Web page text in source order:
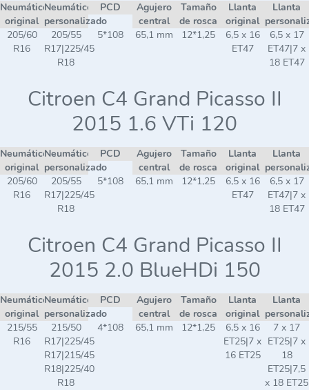
Neumático
original
Neumático
personalizado
PCD
Agujero
central
Tamaño
de rosca
Llanta
original
Llanta
205/60
R16
205/55
R17|225/45
R18
5*108 65,1 mm 12*1,25
6,5 x 16
ET47
6,5 x 17
ET47|7 x
18 ET47
Citroen C4 Grand Picasso II
2015 1.6 VTi 120
Neumático
original
Neumático
personalizado
PCD
Agujero
central
Tamaño
de rosca
Llanta
original
Llanta
205/60
R16
205/55
R17|225/45
R18
5*108 65,1 mm 12*1,25
6,5 x 16
ET47
6,5 x 17
ET47|7 x
18 ET47
Citroen C4 Grand Picasso II
2015 2.0 BlueHDi 150
Neumático
original
Neumático
personalizado
PCD
Agujero
central
Tamaño
de rosca
Llanta
original
Llanta
215/55
R16
215/50
R17|225/45
R17|215/45
R18|225/40
R18
4*108 65,1 mm 12*1,25
6,5 x 16
ET25|7 x
16 ET25
7 x 17
ET25|7 x
18
ET25|7,5
x 18 ET25